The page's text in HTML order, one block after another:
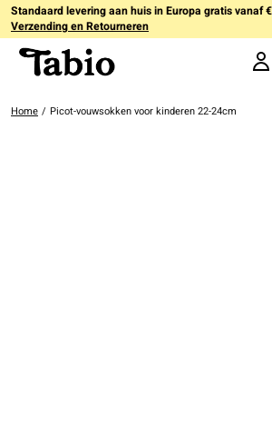
Standaard levering aan huis in Europa gratis vanaf
Verzending en Retourneren
Home / Picot-vouwsokken voor kinderen 22-24cm